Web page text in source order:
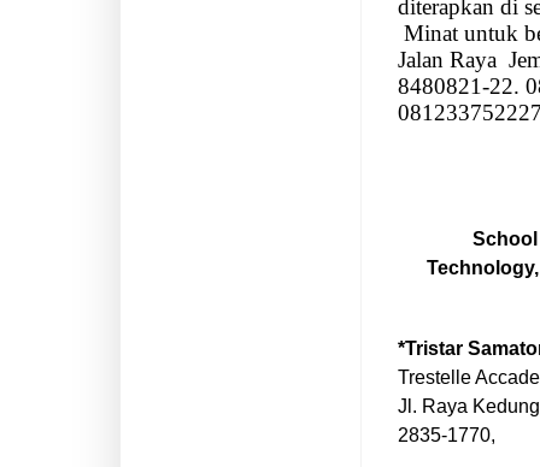
diterapkan di
Minat untuk
Jalan Raya
8480821-22.
*Tristar
Trestelle
Jl. Raya
2835-1770,